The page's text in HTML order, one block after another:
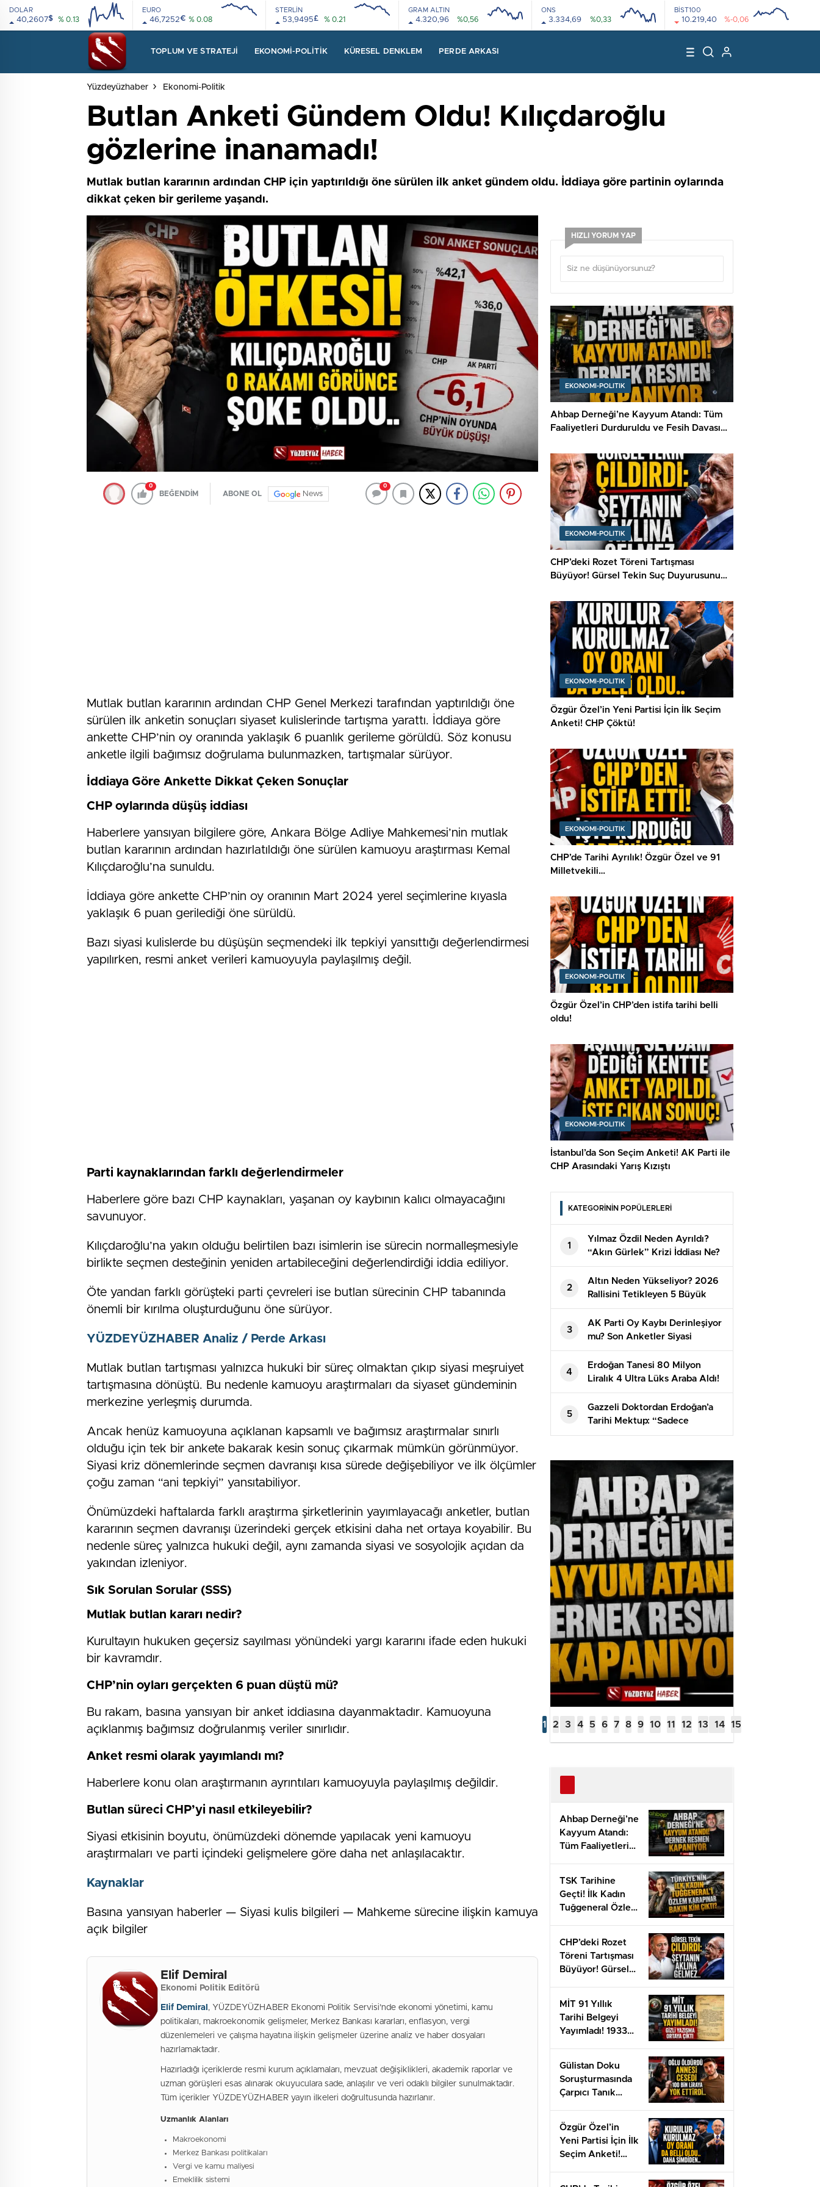
DOLAR
40,2607$ % 0.13
08:00 12:00
EURO
46,7252€ % 0.08
STERLİN
53,9495£ % 0.21
GRAM ALTIN
4.320,96 %0,56
ONS
3.334,69 %0,33
BİST100
10.219,40 %-0,06
TOPLUM VE STRATEJI EKONOMI-POLITIK KÜRESEL DENKLEM PERDE ARKASI
Yüzdeyüzhaber Ekonomi-Politik
Butlan Anketi Gündem Oldu! Kılıçdaroğlu
gözlerine inanamadı!
Mutlak butlan kararının ardından CHP için yaptırıldığı öne sürülen ilk anket gündem oldu. İddiaya göre partinin oylarında
dikkat çeken bir gerileme yaşandı.
0
BEĞENDİM ABONE OL News
0
Mutlak butlan kararının ardından CHP Genel Merkezi tarafından yaptırıldığı öne
sürülen ilk anketin sonuçları siyaset kulislerinde tartışma yarattı. İddiaya göre
ankette CHP’nin oy oranında yaklaşık 6 puanlık gerileme görüldü. Söz konusu
anketle ilgili bağımsız doğrulama bulunmazken, tartışmalar sürüyor.
İddiaya Göre Ankette Dikkat Çeken Sonuçlar
CHP oylarında düşüş iddiası
Haberlere yansıyan bilgilere göre, Ankara Bölge Adliye Mahkemesi’nin mutlak
butlan kararının ardından hazırlatıldığı öne sürülen kamuoyu araştırması Kemal
Kılıçdaroğlu’na sunuldu.
İddiaya göre ankette CHP’nin oy oranının Mart 2024 yerel seçimlerine kıyasla
yaklaşık 6 puan gerilediği öne sürüldü.
Bazı siyasi kulislerde bu düşüşün seçmendeki ilk tepkiyi yansıttığı değerlendirmesi
yapılırken, resmi anket verileri kamuoyuyla paylaşılmış değil.
Parti kaynaklarından farklı değerlendirmeler
Haberlere göre bazı CHP kaynakları, yaşanan oy kaybının kalıcı olmayacağını
savunuyor.
Kılıçdaroğlu’na yakın olduğu belirtilen bazı isimlerin ise sürecin normalleşmesiyle
birlikte seçmen desteğinin yeniden artabileceğini değerlendirdiği iddia ediliyor.
Öte yandan farklı görüşteki parti çevreleri ise butlan sürecinin CHP tabanında
önemli bir kırılma oluşturduğunu öne sürüyor.
YÜZDEYÜZHABER Analiz / Perde Arkası
Mutlak butlan tartışması yalnızca hukuki bir süreç olmaktan çıkıp siyasi meşruiyet
tartışmasına dönüştü. Bu nedenle kamuoyu araştırmaları da siyaset gündeminin
merkezine yerleşmiş durumda.
Ancak henüz kamuoyuna açıklanan kapsamlı ve bağımsız araştırmalar sınırlı
olduğu için tek bir ankete bakarak kesin sonuç çıkarmak mümkün görünmüyor.
Siyasi kriz dönemlerinde seçmen davranışı kısa sürede değişebiliyor ve ilk ölçümler
çoğu zaman “ani tepkiyi” yansıtabiliyor.
Önümüzdeki haftalarda farklı araştırma şirketlerinin yayımlayacağı anketler, butlan
kararının seçmen davranışı üzerindeki gerçek etkisini daha net ortaya koyabilir. Bu
nedenle süreç yalnızca hukuki değil, aynı zamanda siyasi ve sosyolojik açıdan da
yakından izleniyor.
Sık Sorulan Sorular (SSS)
Mutlak butlan kararı nedir?
Kurultayın hukuken geçersiz sayılması yönündeki yargı kararını ifade eden hukuki
bir kavramdır.
CHP’nin oyları gerçekten 6 puan düştü mü?
Bu rakam, basına yansıyan bir anket iddiasına dayanmaktadır. Kamuoyuna
açıklanmış bağımsız doğrulanmış veriler sınırlıdır.
Anket resmi olarak yayımlandı mı?
Haberlere konu olan araştırmanın ayrıntıları kamuoyuyla paylaşılmış değildir.
Butlan süreci CHP’yi nasıl etkileyebilir?
Siyasi etkisinin boyutu, önümüzdeki dönemde yapılacak yeni kamuoyu
araştırmaları ve parti içindeki gelişmelere göre daha net anlaşılacaktır.
Kaynaklar
Basına yansıyan haberler — Siyasi kulis bilgileri — Mahkeme sürecine ilişkin kamuya
açık bilgiler
Elif Demiral
Ekonomi Politik Editörü
Elif Demiral , YÜZDEYÜZHABER Ekonomi Politik Servisi’nde ekonomi yönetimi, kamu
politikaları, makroekonomik gelişmeler, Merkez Bankası kararları, enflasyon, vergi
düzenlemeleri ve çalışma hayatına ilişkin gelişmeler üzerine analiz ve haber dosyaları
hazırlamaktadır.
Hazırladığı içeriklerde resmi kurum açıklamaları, mevzuat değişiklikleri, akademik raporlar ve
uzman görüşleri esas alınarak okuyuculara sade, anlaşılır ve veri odaklı bilgiler sunulmaktadır.
Tüm içerikler YÜZDEYÜZHABER yayın ilkeleri doğrultusunda hazırlanır.
Uzmanlık Alanları
Makroekonomi
Merkez Bankası politikaları
Vergi ve kamu maliyesi
Emeklilik sistemi
HIZLI YORUM YAP
EKONOMI-POLITIK
Ahbap Derneği’ne Kayyum Atandı: Tüm
Faaliyetleri Durduruldu ve Fesih Davası
EKONOMI-POLITIK
CHP’deki Rozet Töreni Tartışması
Büyüyor! Gürsel Tekin Suç Duyurusunu
EKONOMI-POLITIK
Özgür Özel’in Yeni Partisi İçin İlk Seçim
Anketi! CHP Çöktü!
EKONOMI-POLITIK
CHP’de Tarihi Ayrılık! Özgür Özel ve 91
Milletvekili…
EKONOMI-POLITIK
Özgür Özel’in CHP’den istifa tarihi belli
oldu!
EKONOMI-POLITIK
İstanbul’da Son Seçim Anketi! AK Parti ile
CHP Arasındaki Yarış Kızıştı
KATEGORİNİN POPÜLERLERİ
1
Yılmaz Özdil Neden Ayrıldı?
“Akın Gürlek” Krizi İddiası Ne?
2
Altın Neden Yükseliyor? 2026
Rallisini Tetikleyen 5 Büyük
Sebep
3
AK Parti Oy Kaybı Derinleşiyor
mu? Son Anketler Siyasi
Dengeleri Değiştirdi
4
Erdoğan Tanesi 80 Milyon
Liralık 4 Ultra Lüks Araba Aldı!
5
Gazzeli Doktordan Erdoğan’a
Tarihi Mektup: “Sadece
İzlediniz, Kandırıldık!”
Ahbap Derneği’ne
Kayyum Atandı:
Tüm Faaliyetleri
Açıldı
TSK Tarihine
Geçti! İlk Kadın
Tuğgeneral Özlem
CHP’deki Rozet
Töreni Tartışması
Büyüyor! Gürsel
Duyurusunu
Açıkladı
MİT 91 Yıllık
Tarihi Belgeyi
Yayımladı! 1933
Gülistan Doku
Soruşturmasında
Çarpıcı Tanık
Özgür Özel’in
Yeni Partisi İçin İlk
Seçim Anketi!